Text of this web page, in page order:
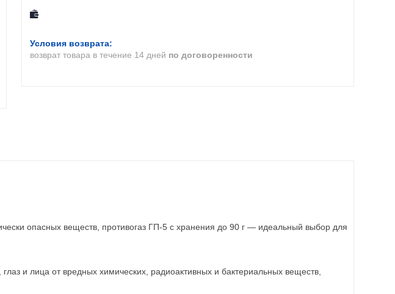
возврат товара в течение 14 дней по договоренности
опасных веществ, противогаз ГП-5 с хранения до 90 г — идеальный выбор для
и лица от вредных химических, радиоактивных и бактериальных веществ,